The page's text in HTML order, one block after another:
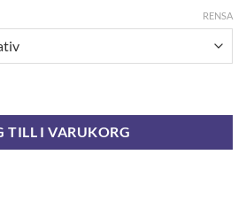
RENSA
TILL I VARUKORG